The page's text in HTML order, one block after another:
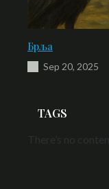
Брља
Sep 20, 2025
TAGS
There’s no